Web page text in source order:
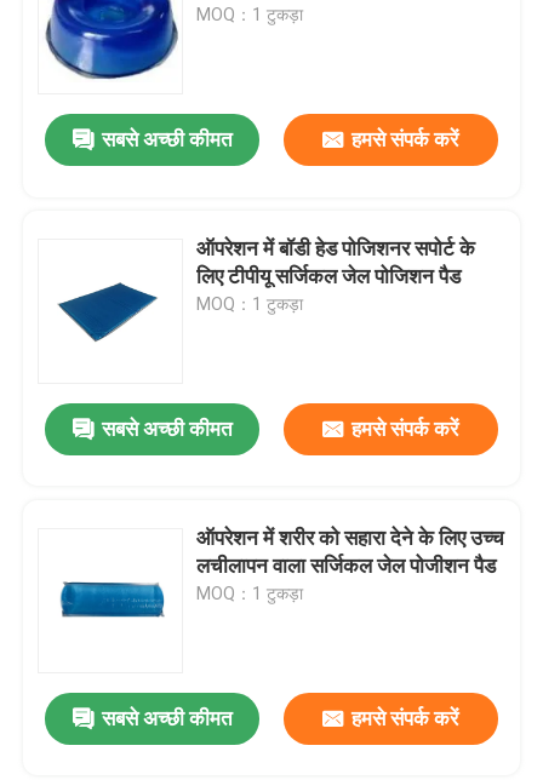
MOQ：1 टुकड़ा
सबसे अच्छी कीमत हमसे संपर्क करें
ऑपरेशन में बॉडी हेड पोजिशनर सपोर्ट के
लिए टीपीयू सर्जिकल जेल पोजिशन पैड
MOQ：1 टुकड़ा
सबसे अच्छी कीमत हमसे संपर्क करें
ऑपरेशन में शरीर को सहारा देने के लिए उच्च
लचीलापन वाला सर्जिकल जेल पोजीशन पैड
MOQ：1 टुकड़ा
सबसे अच्छी कीमत हमसे संपर्क करें